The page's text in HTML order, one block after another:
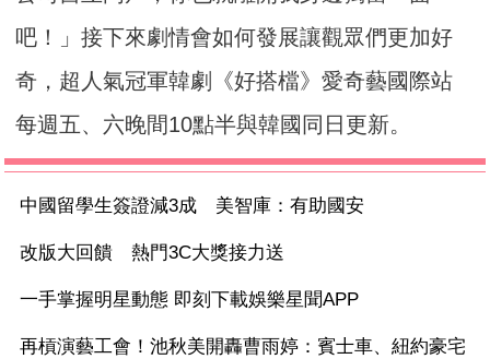
吧！」接下來劇情會如何發展讓觀眾們更加好
奇，超人氣冠軍韓劇《好搭檔》愛奇藝國際站
每週五、六晚間10點半與韓國同日更新。
中國留學生簽證減3成 美智庫：有助國安
改版大回饋 熱門3C大獎接力送
一手掌握明星動態 即刻下載娛樂星聞APP
再槓演藝工會！池秋美開轟曹雨婷：賓士車、紐約豪宅